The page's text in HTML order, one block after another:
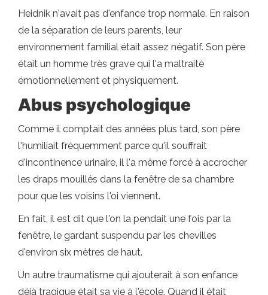
Heidnik n'avait pas d'enfance trop normale. En raison
de la séparation de leurs parents, leur
environnement familial était assez négatif. Son père
était un homme très grave qui l'a maltraité
émotionnellement et physiquement.
Abus psychologique
Comme il comptait des années plus tard, son père
l'humiliait fréquemment parce qu'il souffrait
d'incontinence urinaire, il l'a même forcé à accrocher
les draps mouillés dans la fenêtre de sa chambre
pour que les voisins l'oi viennent.
En fait, il est dit que l'on la pendait une fois par la
fenêtre, le gardant suspendu par les chevilles
d'environ six mètres de haut.
Un autre traumatisme qui ajouterait à son enfance
déjà tragique était sa vie à l'école. Quand il était